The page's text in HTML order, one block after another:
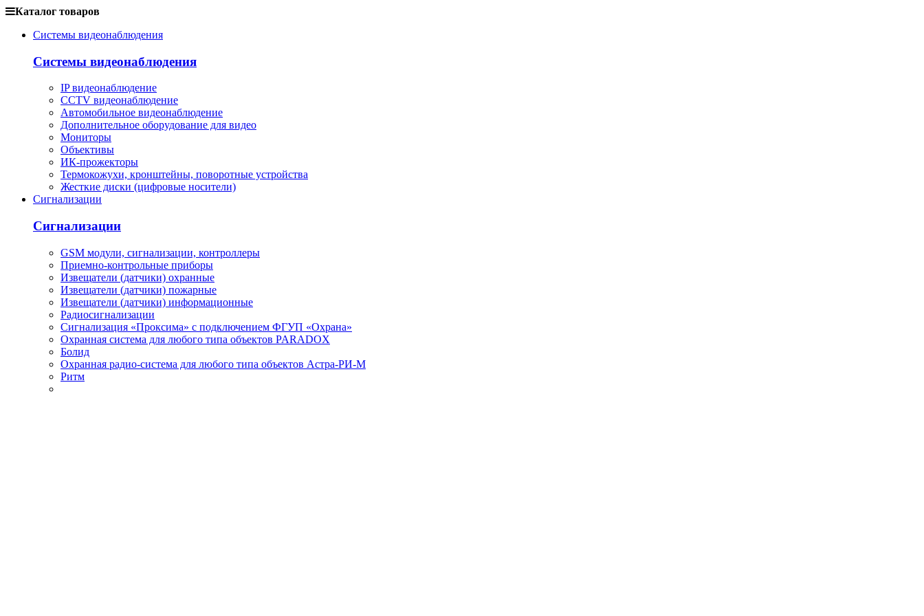
Каталог товаров
Системы видеонаблюдения
Системы видеонаблюдения
IP видеонаблюдение
CCTV видеонаблюдение
Автомобильное видеонаблюдение
Дополнительное оборудование для видео
Мониторы
Объективы
ИК-прожекторы
Термокожухи, кронштейны, поворотные устройства
Жесткие диски (цифровые носители)
Сигнализации
Сигнализации
GSM модули, сигнализации, контроллеры
Приемно-контрольные приборы
Извещатели (датчики) охранные
Извещатели (датчики) пожарные
Извещатели (датчики) информационные
Радиосигнализации
Сигнализация «Проксима» с подключением ФГУП «Охрана»
Охранная система для любого типа объектов PARADOX
Болид
Охранная радио-система для любого типа объектов Астра-РИ-М
Ритм